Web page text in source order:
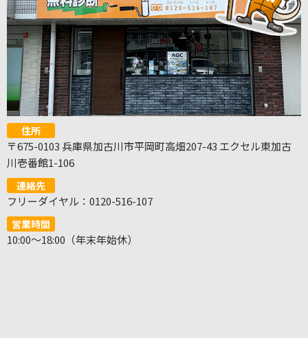
住所
〒675-0103 兵庫県加古川市平岡町高畑207-43 エクセル東加古
川壱番館1-106
連絡先
フリーダイヤル：0120-516-107
営業時間
10:00～18:00（年末年始休）